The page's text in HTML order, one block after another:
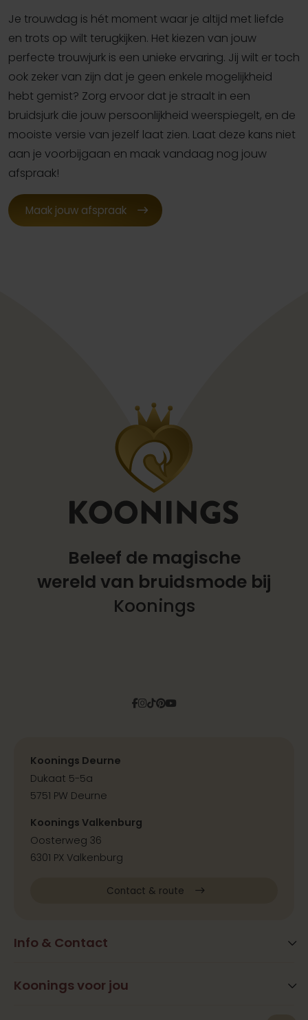
Je trouwdag is hét moment waar je altijd met liefde
en trots op wilt terugkijken. Het kiezen van jouw
perfecte trouwjurk is een unieke ervaring. Jij wilt er toch
ook zeker van zijn dat je geen enkele mogelijkheid
hebt gemist? Zorg ervoor dat je straalt in een
bruidsjurk die jouw persoonlijkheid weerspiegelt, en de
mooiste versie van jezelf laat zien. Laat deze kans niet
aan je voorbijgaan en maak vandaag nog jouw
afspraak!
Maak jouw afspraak
Beleef de magische
wereld van bruidsmode bij
Koonings
Facebook
Instagram
Tiktok
Pinterest
YouTube
Info & Contact
FAQ
Koonings voor jou
Koonings Deurne
Dukaat 5-5a
5751 PW Deurne
Koonings Valkenburg
Oosterweg 36
6301 PX Valkenburg
Contact & route